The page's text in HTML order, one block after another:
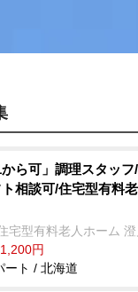
から可」調理スタッ
相談可/住宅型有料
宅型有料老人ホーム 澄
円
ート / 北海道